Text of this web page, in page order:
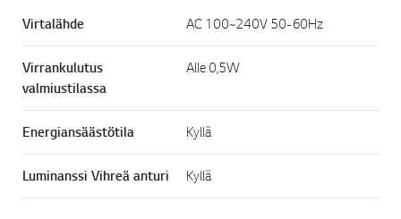
Virtalähde AC 100~240V 50-60Hz
Virrankulutus
valmiustilassa
Alle 0,5W
Energiansäästötila Kyllä
Luminanssi Vihreä anturi Kyllä